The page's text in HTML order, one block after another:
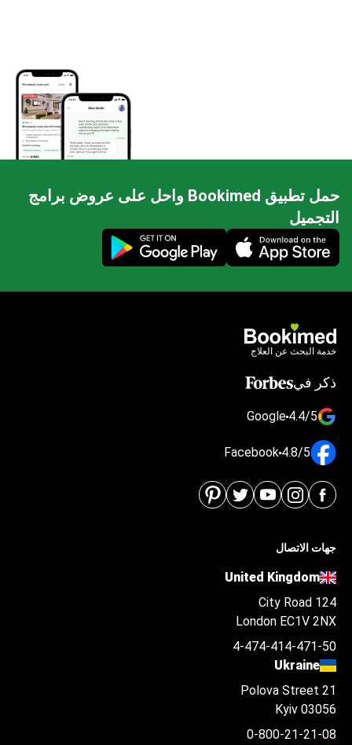
حمل تطبيق Bookimed واحل على عروض برامج
التجميل
Mobile app illustration
خدمة البحث عن العلاج
ذكر في
4.4/5
Google
4.8/5
Facebook
جهات الاتصال
United Kingdom
124 City Road
London EC1V 2NX
4-474-414-471-50
Ukraine
Polova Street 21
Kyiv 03056
0-800-21-21-08